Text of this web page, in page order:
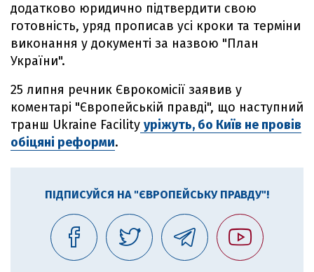
додатково юридично підтвердити свою
готовність, уряд прописав усі кроки та терміни
виконання у документі за назвою "План
України".
25 липня речник Єврокомісії заявив у
коментарі "Європейській правді", що наступний
транш Ukraine Facility уріжуть, бо Київ не провів
обіцяні реформи.
ПІДПИСУЙСЯ НА "ЄВРОПЕЙСЬКУ ПРАВДУ"!